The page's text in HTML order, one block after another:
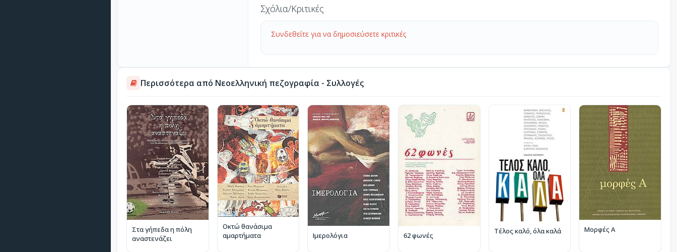
Σχόλια/Κριτικές
Συνδεθείτε για να δημοσιεύσετε κριτικές
Περισσότερα από Νεοελληνική πεζογραφία - Συλλογές
Στα γήπεδα η πόλη
αναστενάζει
Οκτώ θανάσιμα
αμαρτήματα
Ιμερολόγια 62 φωνές
Τέλος καλό, όλα καλά Μορφές Α